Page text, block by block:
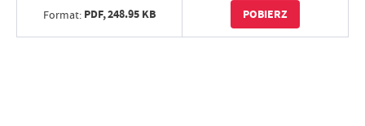
Format: PDF,248.95 KB POBIERZ